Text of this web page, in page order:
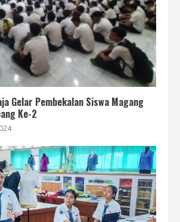
Gelar Pembekalan Siswa Magang
Ke-2